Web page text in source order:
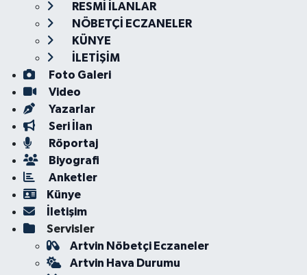
RESMİ İLANLAR
NÖBETÇİ ECZANELER
KÜNYE
İLETİŞİM
Foto Galeri
Video
Yazarlar
Seri İlan
Röportaj
Biyografi
Anketler
Künye
İletişim
Servisler
Artvin Nöbetçi Eczaneler
Artvin Hava Durumu